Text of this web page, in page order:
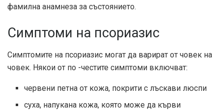
фамилна анамнеза за състоянието.
Симптоми на псориазис
Симптомите на псориазис могат да варират от човек на
човек. Някои от по -честите симптоми включват:
червени петна от кожа, покрити с лъскави люспи
суха, напукана кожа, която може да кърви